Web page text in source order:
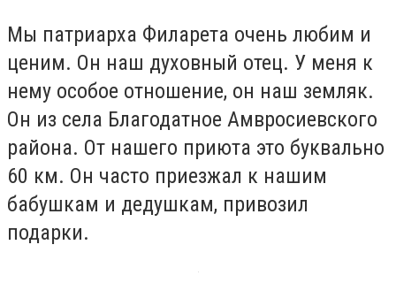
Мы патриарха Филарета очень любим и
ценим. Он наш духовный отец. У меня к
нему особое отношение, он наш земляк.
Он из села Благодатное Амвросиевского
района. От нашего приюта это буквально
60 км. Он часто приезжал к нашим
бабушкам и дедушкам, привозил
подарки.